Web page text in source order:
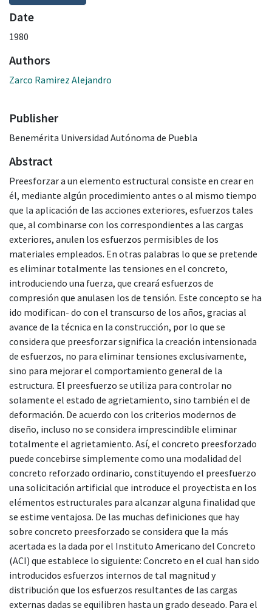
Date
1980
Authors
Zarco Ramirez Alejandro
Publisher
Benemérita Universidad Autónoma de Puebla
Abstract
Preesforzar a un elemento estructural consiste en crear en
él, mediante algún procedimiento antes o al mismo tiempo
que la aplicación de las acciones exteriores, esfuerzos tales
que, al combinarse con los correspondientes a las cargas
exteriores, anulen los esfuerzos permisibles de los
materiales empleados. En otras palabras lo que se pretende
es eliminar totalmente las tensiones en el concreto,
introduciendo una fuerza, que creará esfuerzos de
compresión que anulasen los de tensión. Este concepto se ha
ido modifican- do con el transcurso de los años, gracias al
avance de la técnica en la construcción, por lo que se
considera que preesforzar significa la creación intensionada
de esfuerzos, no para eliminar tensiones exclusivamente,
sino para mejorar el comportamiento general de la
estructura. El preesfuerzo se utiliza para controlar no
solamente el estado de agrietamiento, sino también el de
deformación. De acuerdo con los criterios modernos de
diseño, incluso no se considera imprescindible eliminar
totalmente el agrietamiento. Así, el concreto preesforzado
puede concebirse simplemente como una modalidad del
concreto reforzado ordinario, constituyendo el preesfuerzo
una solicitación artificial que introduce el proyectista en los
elémentos estructurales para alcanzar alguna finalidad que
se estime ventajosa. De las muchas definiciones que hay
sobre concreto preesforzado se considera que la más
acertada es la dada por el Instituto Americano del Concreto
(ACI) que establece lo siguiente: Concreto en el cual han sido
introducidos esfuerzos internos de tal magnitud y
distribución que los esfuerzos resultantes de las cargas
externas dadas se equilibren hasta un grado deseado. Para el